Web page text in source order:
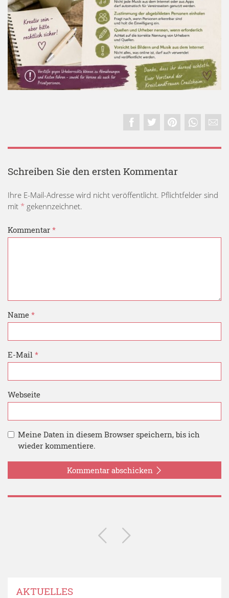
Schreiben Sie den ersten Kommentar
Ihre E-Mail-Adresse wird nicht veröffentlicht. Pflichtfelder sind
mit * gekennzeichnet.
Kommentar *
Name *
E-Mail *
Webseite
Meine Daten in diesem Browser speichern, bis ich
wieder kommentiere.
Kommentar abschicken
AKTUELLES